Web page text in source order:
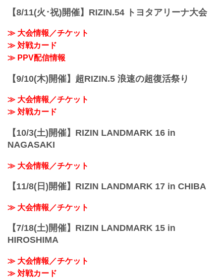
【8/11(火･祝)開催】RIZIN.54 トヨタアリーナ大会
≫ 大会情報／チケット
≫ 対戦カード
≫ PPV配信情報
【9/10(木)開催】超RIZIN.5 浪速の超復活祭り
≫ 大会情報／チケット
≫ 対戦カード
【10/3(土)開催】RIZIN LANDMARK 16 in
NAGASAKI
≫ 大会情報／チケット
【11/8(日)開催】RIZIN LANDMARK 17 in CHIBA
≫ 大会情報／チケット
【7/18(土)開催】RIZIN LANDMARK 15 in
HIROSHIMA
≫ 大会情報／チケット
≫ 対戦カード